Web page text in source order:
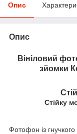
Опис
Опис
Вініловий
зйомки
Стійку
Фотофон із